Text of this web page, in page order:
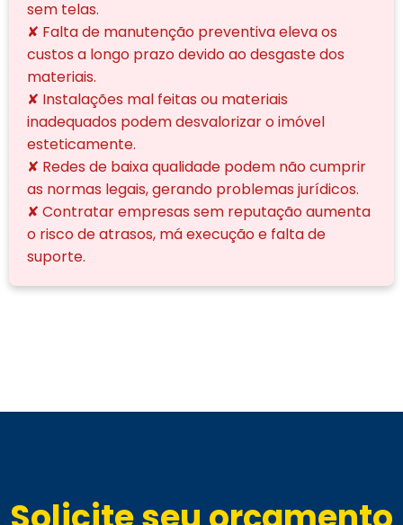
sem telas.
✘ Falta de manutenção preventiva eleva os
custos a longo prazo devido ao desgaste dos
materiais.
✘ Instalações mal feitas ou materiais
inadequados podem desvalorizar o imóvel
esteticamente.
✘ Redes de baixa qualidade podem não cumprir
as normas legais, gerando problemas jurídicos.
✘ Contratar empresas sem reputação aumenta
o risco de atrasos, má execução e falta de
suporte.